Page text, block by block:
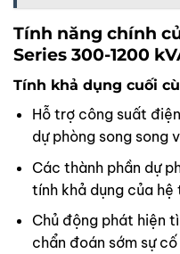
Tính năng chính
Series 300-1200
Tính khả dụng cuối
Hỗ trợ công suất
dự phòng song song
Các thành phần dự
tính khả dụng của hệ
Chủ động phát hiện
chẩn đoán sớm sự cố